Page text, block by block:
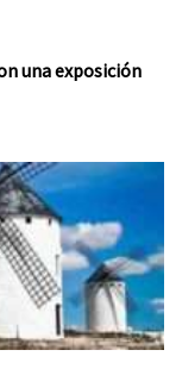
una exposición